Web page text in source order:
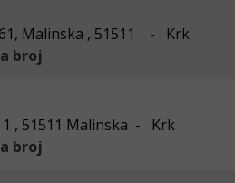
Malinska , 51511 - Krk
broj
, 51511 Malinska - Krk
broj